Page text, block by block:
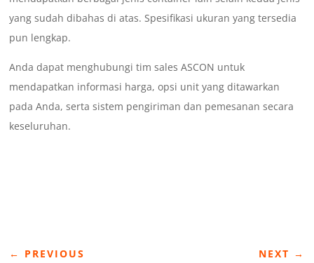
yang sudah dibahas di atas. Spesifikasi ukuran yang tersedia
pun lengkap.
Anda dapat menghubungi tim sales ASCON untuk
mendapatkan informasi harga, opsi unit yang ditawarkan
pada Anda, serta sistem pengiriman dan pemesanan secara
keseluruhan.
← PREVIOUS NEXT →